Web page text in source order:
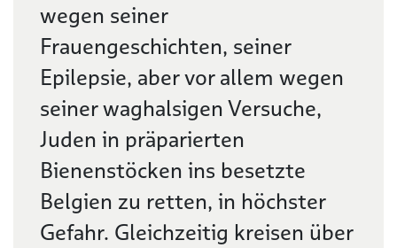
wegen seiner
Frauengeschichten, seiner
Epilepsie, aber vor allem wegen
seiner waghalsigen Versuche,
Juden in präparierten
Bienenstöcken ins besetzte
Belgien zu retten, in höchster
Gefahr. Gleichzeitig kreisen über